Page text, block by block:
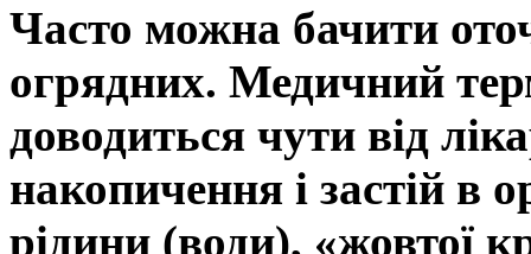
Часто можна бачити
огрядних. Медичний
доводиться чути від
накопичення і застій в
рідини (води), «жовтої